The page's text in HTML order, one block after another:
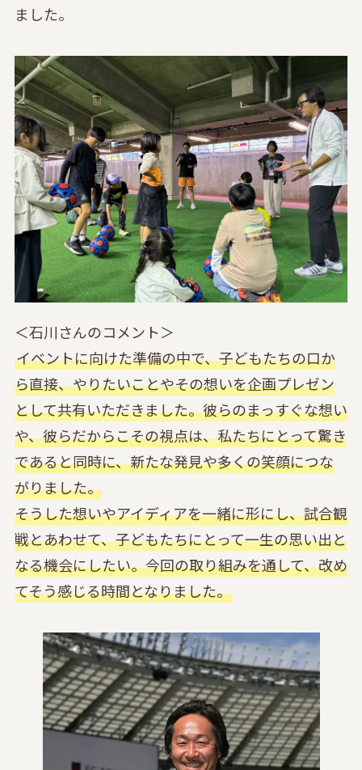
ました。
＜石川さんのコメント＞
イベントに向けた準備の中で、子どもたちの口か
ら直接、やりたいことやその想いを企画プレゼン
として共有いただきました。彼らのまっすぐな想い
や、彼らだからこその視点は、私たちにとって驚き
であると同時に、新たな発見や多くの笑顔につな
がりました。
そうした想いやアイディアを一緒に形にし、試合観
戦とあわせて、子どもたちにとって一生の思い出と
なる機会にしたい。今回の取り組みを通して、改め
てそう感じる時間となりました。